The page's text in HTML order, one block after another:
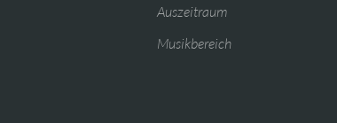
Auszeitraum
Musikbereich